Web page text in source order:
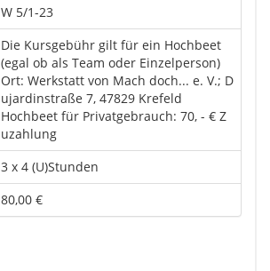
W 5/1-23
Die Kursgebühr gilt für ein Hochbeet
(egal ob als Team oder Einzelperson)
Ort: Werkstatt von Mach doch... e. V.; D
ujardinstraße 7, 47829 Krefeld
Hochbeet für Privatgebrauch: 70, - € Z
uzahlung
3 x 4 (U)Stunden
80,00 €